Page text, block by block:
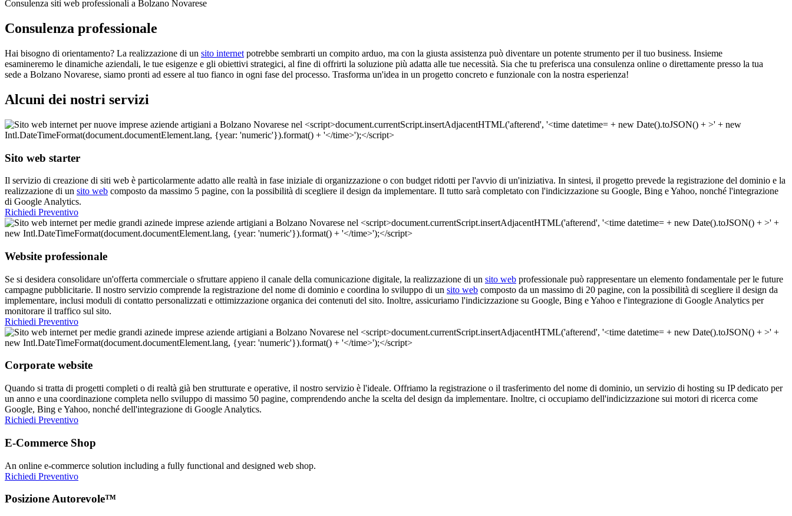
Consulenza siti web professionali a Bolzano Novarese
Consulenza professionale
Hai bisogno di orientamento? La realizzazione di un sito internet potrebbe sembrarti un compito arduo, ma con la giusta assistenza può diventare un potente strumento per il tuo business. Insieme
esamineremo le dinamiche aziendali, le tue esigenze e gli obiettivi strategici, al fine di offrirti la soluzione più adatta alle tue necessità. Sia che tu preferisca una consulenza online o direttamente presso la tua
sede a Bolzano Novarese, siamo pronti ad essere al tuo fianco in ogni fase del processo. Trasforma un'idea in un progetto concreto e funzionale con la nostra esperienza!
Alcuni dei nostri servizi
Sito web starter
Il servizio di creazione di siti web è particolarmente adatto alle realtà in fase iniziale di organizzazione o con budget ridotti per l'avvio di un'iniziativa. In sintesi, il progetto prevede la registrazione del dominio e la
realizzazione di un sito web composto da massimo 5 pagine, con la possibilità di scegliere il design da implementare. Il tutto sarà completato con l'indicizzazione su Google, Bing e Yahoo, nonché l'integrazione
di Google Analytics.
Richiedi Preventivo
Website professionale
Se si desidera consolidare un'offerta commerciale o sfruttare appieno il canale della comunicazione digitale, la realizzazione di un sito web professionale può rappresentare un elemento fondamentale per le future
campagne pubblicitarie. Il nostro servizio comprende la registrazione del nome di dominio e coordina lo sviluppo di un sito web composto da un massimo di 20 pagine, con la possibilità di scegliere il design da
implementare, inclusi moduli di contatto personalizzati e ottimizzazione organica dei contenuti del sito. Inoltre, assicuriamo l'indicizzazione su Google, Bing e Yahoo e l'integrazione di Google Analytics per
monitorare il traffico sul sito.
Richiedi Preventivo
Corporate website
Quando si tratta di progetti completi o di realtà già ben strutturate e operative, il nostro servizio è l'ideale. Offriamo la registrazione o il trasferimento del nome di dominio, un servizio di hosting su IP dedicato per
un anno e una coordinazione completa nello sviluppo di massimo 50 pagine, comprendendo anche la scelta del design da implementare. Inoltre, ci occupiamo dell'indicizzazione sui motori di ricerca come
Google, Bing e Yahoo, nonché dell'integrazione di Google Analytics.
Richiedi Preventivo
E-Commerce Shop
An online e-commerce solution including a fully functional and designed web shop.
Richiedi Preventivo
Posizione Autorevole™